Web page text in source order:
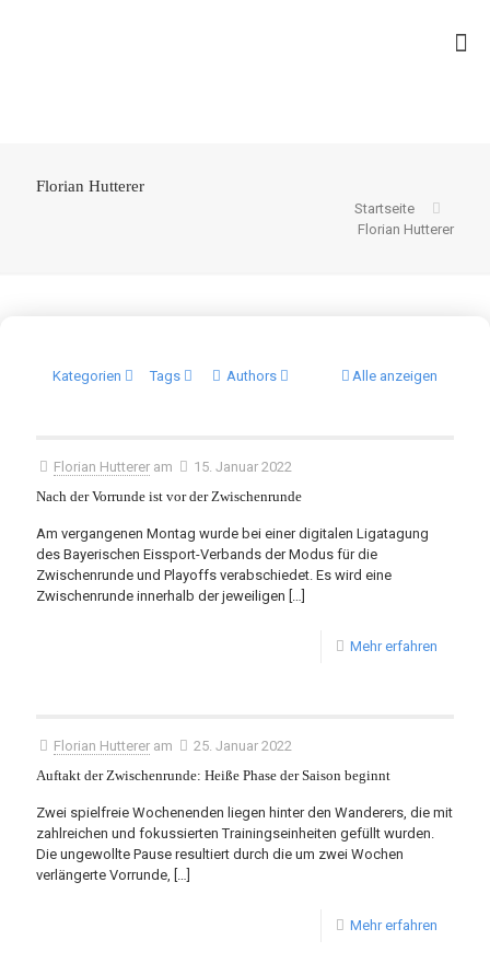
Florian Hutterer
Startseite
Florian Hutterer
Kategorien Tags Authors Alle anzeigen
Florian Hutterer am
15. Januar 2022
Nach der Vorrunde ist vor der Zwischenrunde
Am vergangenen Montag wurde bei einer digitalen Ligatagung
des Bayerischen Eissport-Verbands der Modus für die
Zwischenrunde und Playoffs verabschiedet. Es wird eine
Zwischenrunde innerhalb der jeweiligen […]
Mehr erfahren
Florian Hutterer am
25. Januar 2022
Auftakt der Zwischenrunde: Heiße Phase der Saison beginnt
Zwei spielfreie Wochenenden liegen hinter den Wanderers, die mit
zahlreichen und fokussierten Trainingseinheiten gefüllt wurden.
Die ungewollte Pause resultiert durch die um zwei Wochen
verlängerte Vorrunde, […]
Mehr erfahren